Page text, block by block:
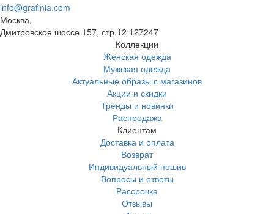
info@grafinia.com
Москва,
Дмитровское шоссе 157, стр.12 127247
Коллекции
Женская одежда
Мужская одежда
Актуальные образы с магазинов
Акции и скидки
Тренды и новинки
Распродажа
Клиентам
Доставка и оплата
Возврат
Индивидуальный пошив
Вопросы и ответы
Рассрочка
Отзывы